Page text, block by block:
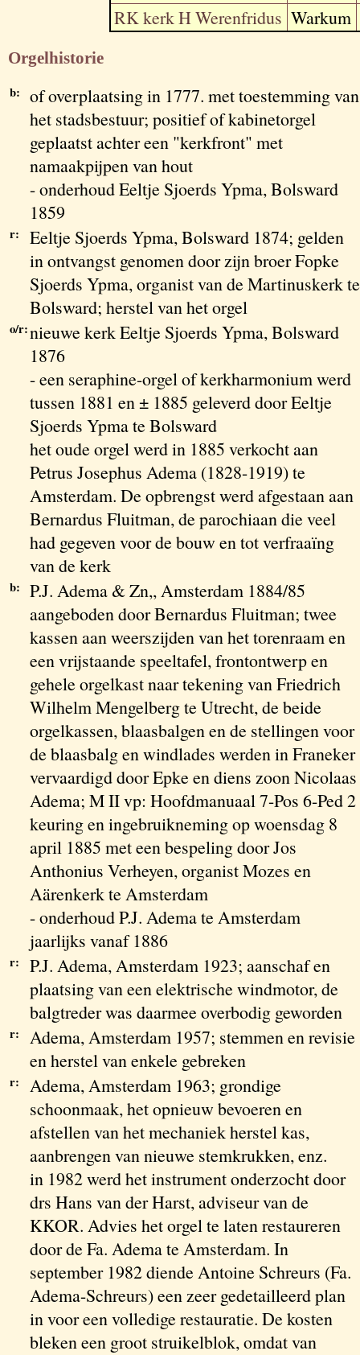
RK kerk H Werenfridus Warkum
Orgelhistorie
b:
of overplaatsing in 1777. met toestemming van
het stadsbestuur; positief of kabinetorgel
geplaatst achter een "kerkfront" met
namaakpijpen van hout
- onderhoud Eeltje Sjoerds Ypma, Bolsward
1859
r:
Eeltje Sjoerds Ypma, Bolsward 1874; gelden
in ontvangst genomen door zijn broer Fopke
Sjoerds Ypma, organist van de Martinuskerk te
Bolsward; herstel van het orgel
o/r:nieuwe kerk Eeltje Sjoerds Ypma, Bolsward
1876
- een seraphine-orgel of kerkharmonium werd
tussen 1881 en ± 1885 geleverd door Eeltje
Sjoerds Ypma te Bolsward
het oude orgel werd in 1885 verkocht aan
Petrus Josephus Adema (1828-1919) te
Amsterdam. De opbrengst werd afgestaan aan
Bernardus Fluitman, de parochiaan die veel
had gegeven voor de bouw en tot verfraaïng
van de kerk
b:
P.J. Adema & Zn,, Amsterdam 1884/85
aangeboden door Bernardus Fluitman; twee
kassen aan weerszijden van het torenraam en
een vrijstaande speeltafel, frontontwerp en
gehele orgelkast naar tekening van Friedrich
Wilhelm Mengelberg te Utrecht, de beide
orgelkassen, blaasbalgen en de stellingen voor
de blaasbalg en windlades werden in Franeker
vervaardigd door Epke en diens zoon Nicolaas
Adema; M II vp: Hoofdmanuaal 7-Pos 6-Ped 2
keuring en ingebruikneming op woensdag 8
april 1885 met een bespeling door Jos
Anthonius Verheyen, organist Mozes en
Aärenkerk te Amsterdam
- onderhoud P.J. Adema te Amsterdam
jaarlijks vanaf 1886
r:
P.J. Adema, Amsterdam 1923; aanschaf en
plaatsing van een elektrische windmotor, de
balgtreder was daarmee overbodig geworden
r:
Adema, Amsterdam 1957; stemmen en revisie
en herstel van enkele gebreken
r:
Adema, Amsterdam 1963; grondige
schoonmaak, het opnieuw bevoeren en
afstellen van het mechaniek herstel kas,
aanbrengen van nieuwe stemkrukken, enz.
in 1982 werd het instrument onderzocht door
drs Hans van der Harst, adviseur van de
KKOR. Advies het orgel te laten restaureren
door de Fa. Adema te Amsterdam. In
september 1982 diende Antoine Schreurs (Fa.
Adema-Schreurs) een zeer gedetailleerd plan
in voor een volledige restauratie. De kosten
bleken een groot struikelblok, omdat van